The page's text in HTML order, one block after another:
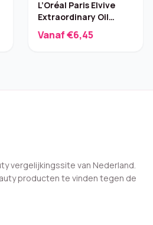
L’Oréal Paris Elvive
Extraordinary Oil
Vanaf €6,45
vergelijkingssite van Nederland.
producten te vinden tegen de